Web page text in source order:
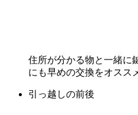
住所が分かる物と一緒に
にも早めの交換をオスス
引っ越しの前後